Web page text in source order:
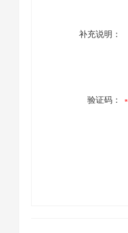
补充说明：
验证码：